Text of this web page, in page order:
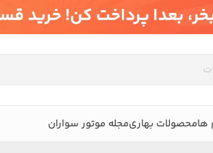
محصولات بهاریمجله موتور سواران